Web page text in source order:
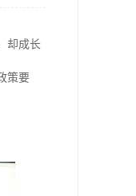
却成长
策要